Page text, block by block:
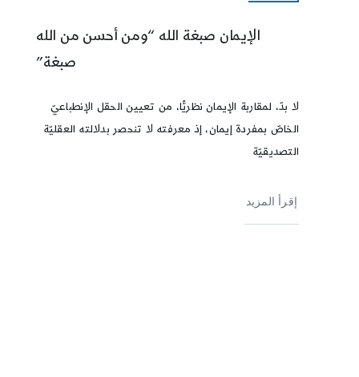
الإيمان صبغة الله “ومن أحسن من الله
صبغة”
لا بدّ، لمقاربة الإيمان نظريًّا، من تعيين الحقل الإنطباعيّ
الخاصّ بمفردة إيمان، إذ معرفته لا تنحصر بدلالته العقليّة
التصديقيّة
إقرأ المزيد